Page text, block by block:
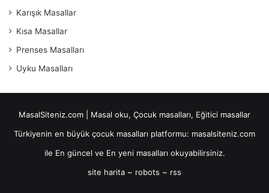
Karışık Masallar
Kısa Masallar
Prenses Masalları
Uyku Masalları
MasalSiteniz.com | Masal oku, Çocuk masalları, Eğitici masallar
Türkiyenin en büyük çocuk masalları platformu: masalsiteniz.com
ile En güncel ve En yeni masalları okuyabilirsiniz.
site harita ~ robots ~ rss